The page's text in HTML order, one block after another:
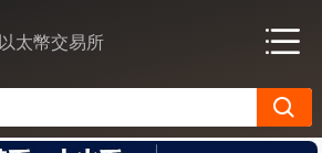
以太幣交易所